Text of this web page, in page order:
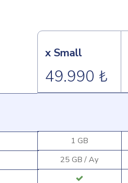
x Small
49.990 ₺
1 GB
25 GB / Ay